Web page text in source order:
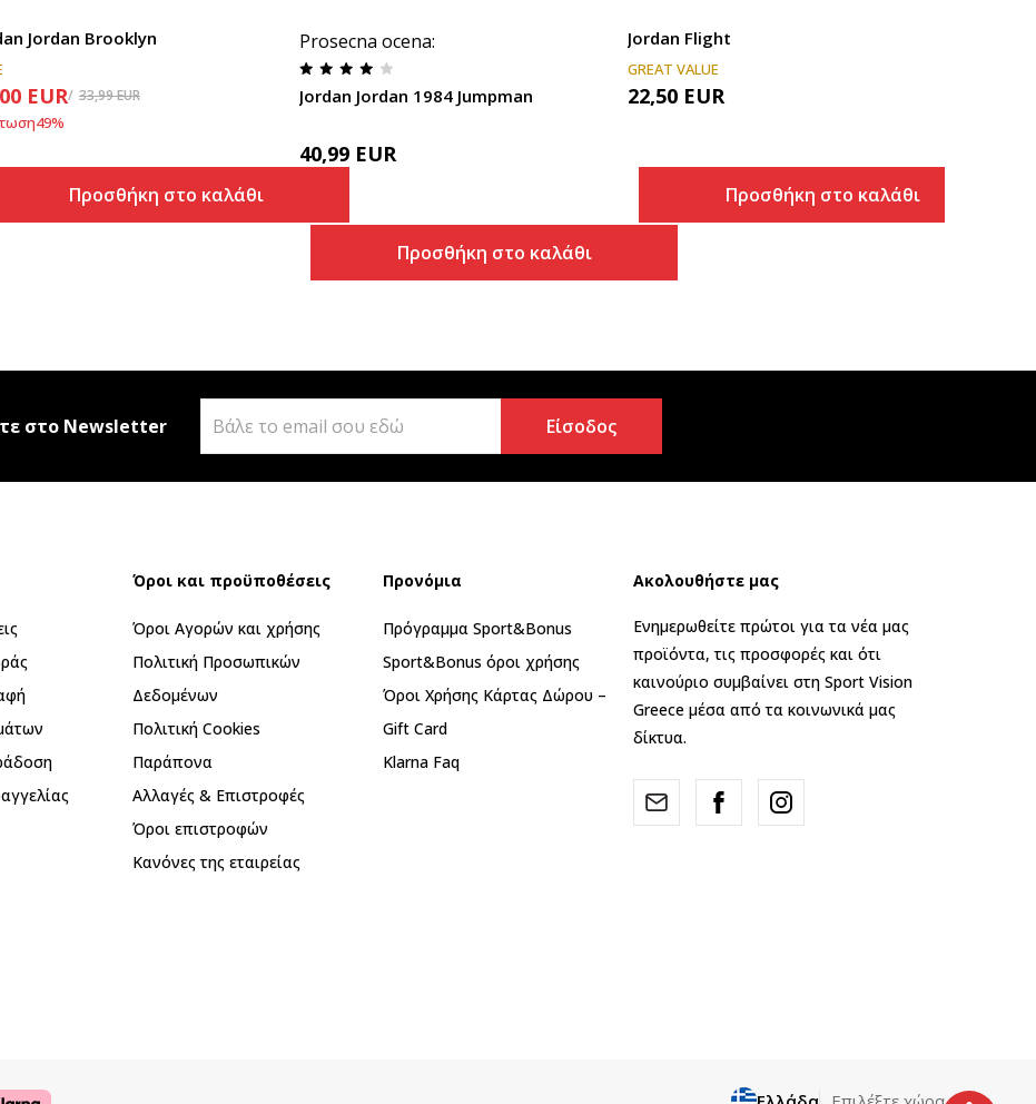
Jordan Brooklyn
EUR 33,99EUR
49%
Προσθήκη στο καλάθι
Prosecna ocena:
Jordan Jordan 1984 Jumpman
40,99 EUR
Προσθήκη στο καλάθι
Jordan Flight
GREAT VALUE
22,50 EUR
Προσθήκη στο καλάθι
στο Newsletter Είσοδος
Όροι και προϋποθέσεις
Όροι Αγορών και χρήσης
Πολιτική Προσωπικών
Δεδομένων
Πολιτική Cookies
Παράπονα
Αλλαγές & Επιστροφές
Όροι επιστροφών
Κανόνες της εταιρείας
Προνόμια
Πρόγραμμα Sport&Bonus
Sport&Bonus όροι χρήσης
Όροι Χρήσης Κάρτας Δώρου –
Gift Card
Klarna Faq
Ακολουθήστε μας
Ενημερωθείτε πρώτοι για τα νέα μας
προϊόντα, τις προσφορές και ότι
καινούριο συμβαίνει στη Sport Vision
Greece μέσα από τα κοινωνικά μας
δίκτυα.